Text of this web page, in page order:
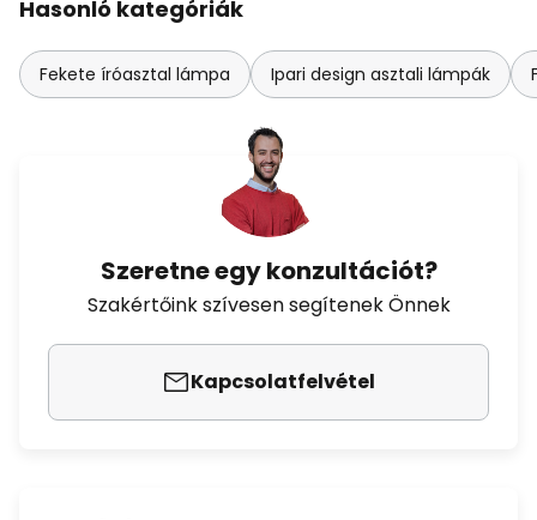
Hasonló kategóriák
Fekete íróasztal lámpa Ipari design asztali lámpák
Szeretne egy konzultációt?
Szakértőink szívesen segítenek Önnek
Kapcsolatfelvétel